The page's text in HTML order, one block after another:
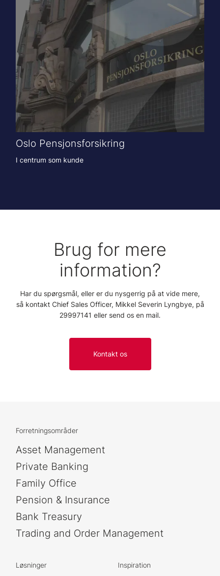
Oslo Pensjonsforsikring
I centrum som kunde
Brug for mere
information?
Har du spørgsmål, eller er du nysgerrig på at vide mere,
så kontakt Chief Sales Officer, Mikkel Severin Lyngbye, på
29997141 eller send os en mail.
Kontakt os
Forretningsområder
Asset Management
Private Banking
Family Office
Pension & Insurance
Bank Treasury
Trading and Order Management
Løsninger Inspiration